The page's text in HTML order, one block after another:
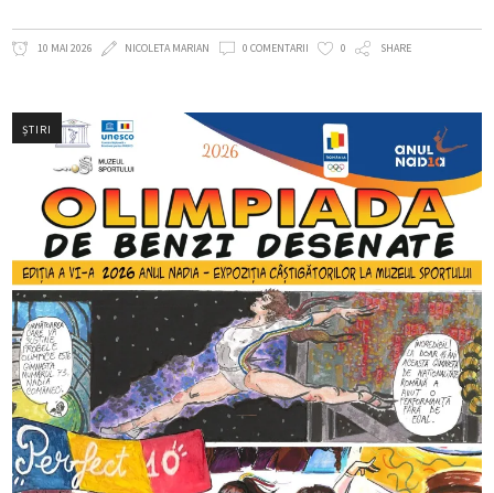
10 MAI 2026 NICOLETA MARIAN 0 COMENTARII 0 SHARE
ȘTIRI